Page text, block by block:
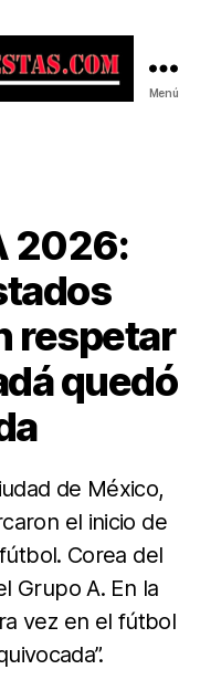
Menú
2026:
respetar
quedó
de México,
el inicio de
Corea del
Grupo A. En la
vez en el fútbol